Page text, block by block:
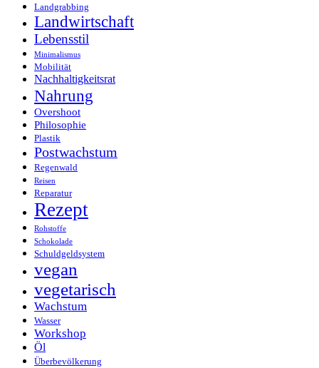
Landgrabbing
Landwirtschaft
Lebensstil
Minimalismus
Mobilität
Nachhaltigkeitsrat
Nahrung
Overshoot
Philosophie
Plastik
Postwachstum
Regenwald
Reisen
Reparatur
Rezept
Rohstoffe
Schokolade
Schuldgeldsystem
vegan
vegetarisch
Wachstum
Wasser
Workshop
Öl
Überbevölkerung